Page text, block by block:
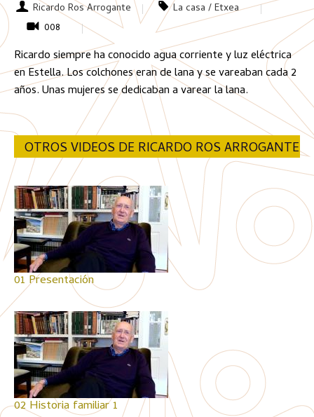
Ricardo Ros Arrogante
La casa / Etxea
008
Ricardo siempre ha conocido agua corriente y luz eléctrica
en Estella. Los colchones eran de lana y se vareaban cada 2
años. Unas mujeres se dedicaban a varear la lana.
OTROS VIDEOS DE RICARDO ROS ARROGANTE
01 Presentación
02 Historia familiar 1